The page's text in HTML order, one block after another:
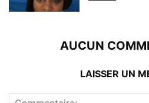
AUCUN
LAISSER UN